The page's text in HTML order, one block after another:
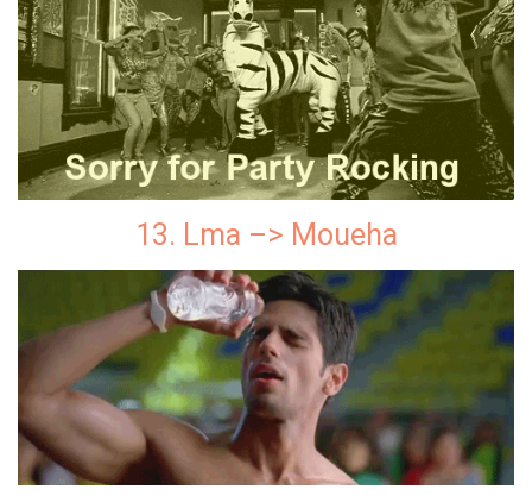
13. Lma –> Moueha